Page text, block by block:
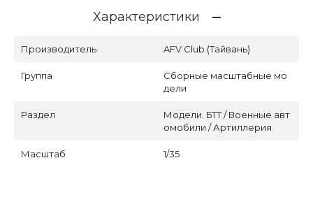
Характеристики
Производитель AFV Club (Тайвань)
Группа
Сборные масштабные мо
дели
Раздел
Модели. БТТ / Военные авт
омобили / Артиллерия
Масштаб 1/35